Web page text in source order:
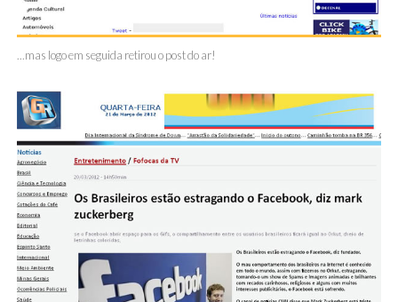
...mas logo em seguida retirou o post do ar!